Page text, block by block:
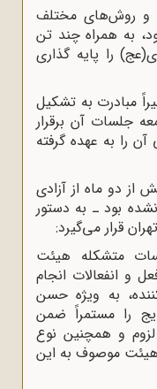
و روش‌های مختلف
به همراه چند تن
را پایه گذاری
مبادرت به تشکیل
جلسات آن برقرار
را به عهده گرفته
دو ماه از آزادی
بود ـ به دستور
قرار می‌گیرد:
متشکله هیئت
و انفعالات انجام
به‌ ویژه حسن
را مستمراً ضمن
لزوم و همچنین نوع
موصوف به این